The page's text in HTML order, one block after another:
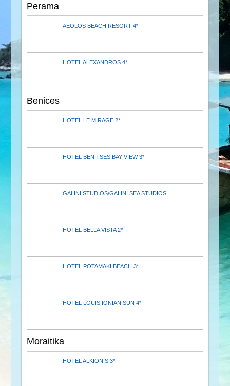
Perama
AEOLOS BEACH RESORT 4*
HOTEL ALEXANDROS 4*
Benices
HOTEL LE MIRAGE 2*
HOTEL BENITSES BAY VIEW 3*
GALINI STUDIOS/GALINI SEA STUDIOS
HOTEL BELLA VISTA 2*
HOTEL POTAMAKI BEACH 3*
HOTEL LOUIS IONIAN SUN 4*
Moraitika
HOTEL ALKIONIS 3*